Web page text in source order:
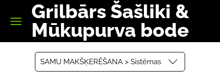
Grilbārs Šašliki &
Mūkupurva bode
SAMU MAKŠĶERĒŠANA > Sistēmas